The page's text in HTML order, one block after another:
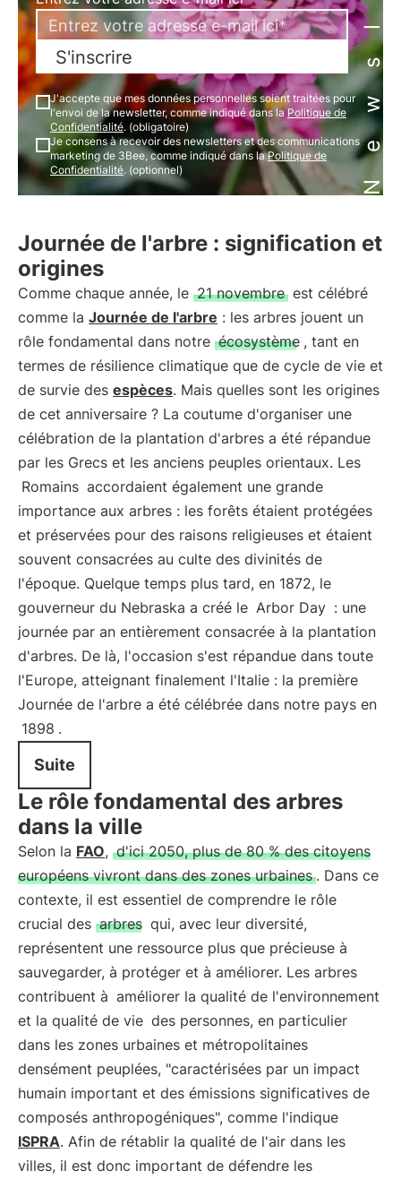
S'inscrire
J'accepte que mes données personnelles soient traitées pour
l'envoi de la newsletter, comme indiqué dans laPolitique de
Confidentialité. (obligatoire)
Je consens à recevoir des newsletters et des communications
marketing de 3Bee, comme indiqué dans laPolitique de
Confidentialité. (optionnel)
Journée de l'arbre : signification et
origines
Comme chaque année, le 21 novembre est célébré
comme la Journée de l'arbre : les arbres jouent un
rôle fondamental dans notre écosystème , tant en
termes de résilience climatique que de cycle de vie et
de survie des espèces. Mais quelles sont les origines
de cet anniversaire ? La coutume d'organiser une
célébration de la plantation d'arbres a été répandue
par les Grecs et les anciens peuples orientaux. Les
Romains accordaient également une grande
importance aux arbres : les forêts étaient protégées
et préservées pour des raisons religieuses et étaient
souvent consacrées au culte des divinités de
l'époque. Quelque temps plus tard, en 1872, le
gouverneur du Nebraska a créé le Arbor Day : une
journée par an entièrement consacrée à la plantation
d'arbres. De là, l'occasion s'est répandue dans toute
l'Europe, atteignant finalement l'Italie : la première
Journée de l'arbre a été célébrée dans notre pays en
1898 .
Suite
Le rôle fondamental des arbres
dans la ville
Selon la FAO, d'ici 2050, plus de 80 % des citoyens
européens vivront dans des zones urbaines . Dans ce
contexte, il est essentiel de comprendre le rôle
crucial des arbres qui, avec leur diversité,
représentent une ressource plus que précieuse à
sauvegarder, à protéger et à améliorer. Les arbres
contribuent à améliorer la qualité de l'environnement
et la qualité de vie des personnes, en particulier
dans les zones urbaines et métropolitaines
densément peuplées, "caractérisées par un impact
humain important et des émissions significatives de
composés anthropogéniques", comme l'indique
ISPRA. Afin de rétablir la qualité de l'air dans les
villes, il est donc important de défendre les